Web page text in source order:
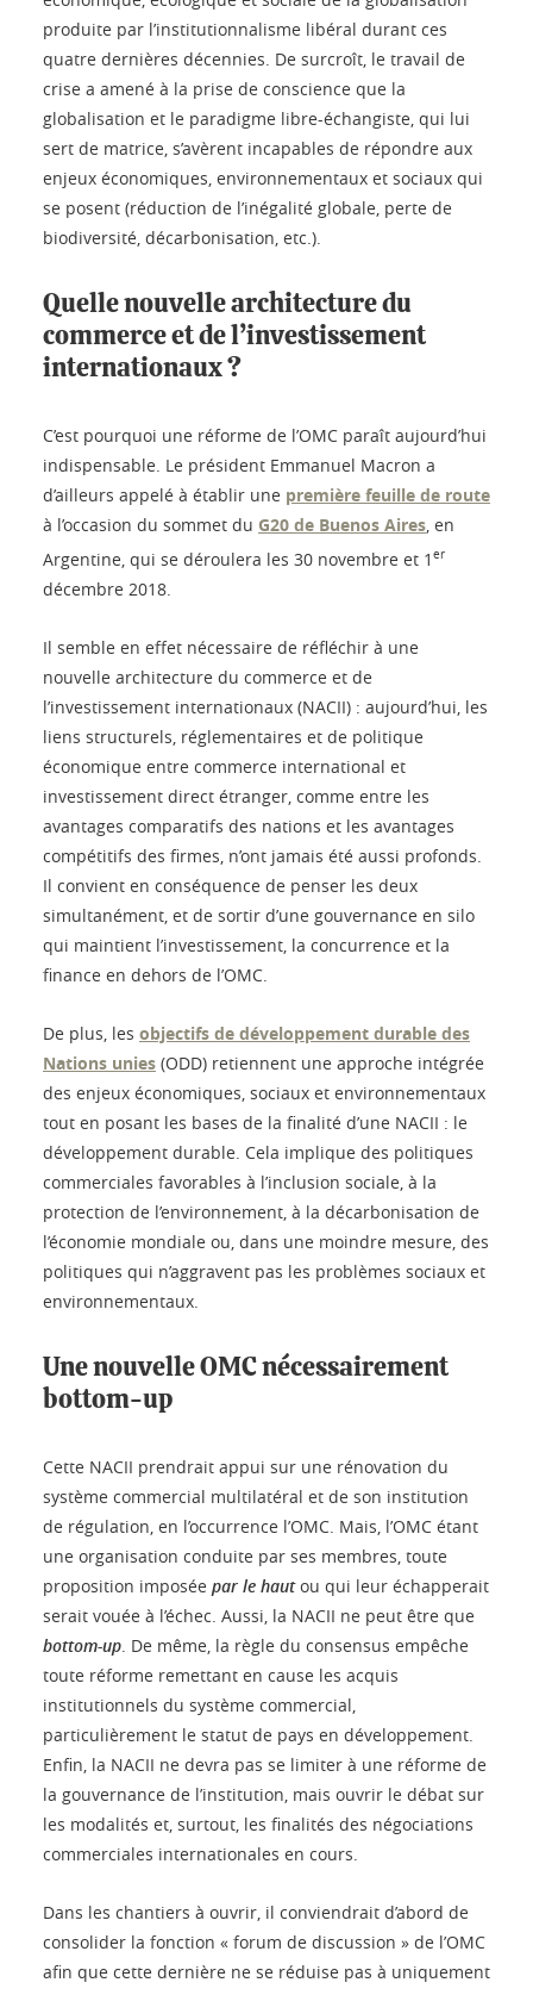
produite par l’institutionnalisme libéral durant ces
quatre dernières décennies. De surcroît, le travail de
crise a amené à la prise de conscience que la
globalisation et le paradigme libre-échangiste, qui lui
sert de matrice, s’avèrent incapables de répondre aux
enjeux économiques, environnementaux et sociaux qui
se posent (réduction de l’inégalité globale, perte de
biodiversité, décarbonisation, etc.).
Quelle nouvelle architecture du
commerce et de l’investissement
internationaux ?
C’est pourquoi une réforme de l’OMC paraît aujourd’hui
indispensable. Le président Emmanuel Macron a
d’ailleurs appelé à établir une première feuille de route
à l’occasion du sommet du G20 de Buenos Aires, en
Argentine, qui se déroulera les 30 novembre et 1 er
décembre 2018.
Il semble en effet nécessaire de réfléchir à une
nouvelle architecture du commerce et de
l’investissement internationaux (NACII) : aujourd’hui, les
liens structurels, réglementaires et de politique
économique entre commerce international et
investissement direct étranger, comme entre les
avantages comparatifs des nations et les avantages
compétitifs des firmes, n’ont jamais été aussi profonds.
Il convient en conséquence de penser les deux
simultanément, et de sortir d’une gouvernance en silo
qui maintient l’investissement, la concurrence et la
finance en dehors de l’OMC.
De plus, les objectifs de développement durable des
Nations unies (ODD) retiennent une approche intégrée
des enjeux économiques, sociaux et environnementaux
tout en posant les bases de la finalité d’une NACII : le
développement durable. Cela implique des politiques
commerciales favorables à l’inclusion sociale, à la
protection de l’environnement, à la décarbonisation de
l’économie mondiale ou, dans une moindre mesure, des
politiques qui n’aggravent pas les problèmes sociaux et
environnementaux.
Une nouvelle OMC nécessairement
bottom-up
Cette NACII prendrait appui sur une rénovation du
système commercial multilatéral et de son institution
de régulation, en l’occurrence l’OMC. Mais, l’OMC étant
une organisation conduite par ses membres, toute
proposition imposée par le hautou qui leur échapperait
serait vouée à l’échec. Aussi, la NACII ne peut être que
bottom-up. De même, la règle du consensus empêche
toute réforme remettant en cause les acquis
institutionnels du système commercial,
particulièrement le statut de pays en développement.
Enfin, la NACII ne devra pas se limiter à une réforme de
la gouvernance de l’institution, mais ouvrir le débat sur
les modalités et, surtout, les finalités des négociations
commerciales internationales en cours.
Dans les chantiers à ouvrir, il conviendrait d’abord de
consolider la fonction « forum de discussion » de l’OMC
afin que cette dernière ne se réduise pas à uniquement